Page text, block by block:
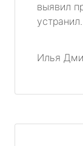
выявил
Илья